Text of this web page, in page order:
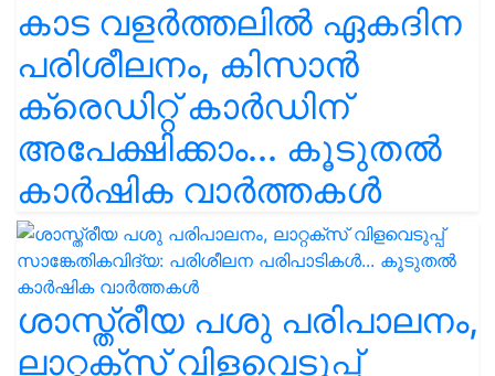
കാട വളര്‍ത്തലിൽ ഏകദിന
പരിശീലനം, കിസാൻ
ക്രെഡിറ്റ് കാർഡിന്
അപേക്ഷിക്കാം... കൂടുതൽ
കാർഷിക വാർത്തകൾ
ശാസ്ത്രീയ പശു പരിപാലനം,
ലാറ്റക്സ് വിളവെടുപ്പ്